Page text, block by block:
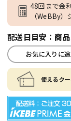
48回まで金
（WeBBy
配送日目安：商
お気に入りに
使えるク